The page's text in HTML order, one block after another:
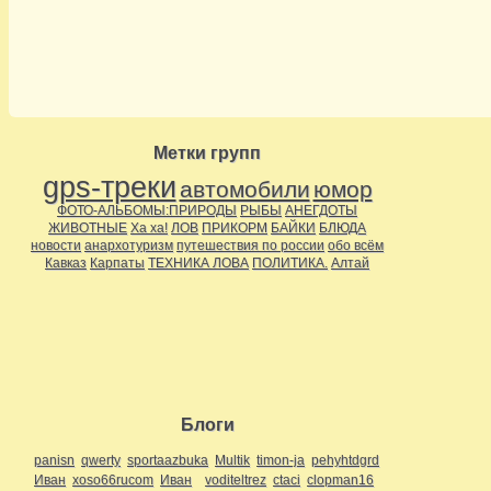
Метки групп
gps-треки автомобили юмор
ФОТО-АЛЬБОМЫ:ПРИРОДЫ РЫБЫ АНЕГДОТЫ
ЖИВОТНЫЕ Ха ха! ЛОВ ПРИКОРМ БАЙКИ БЛЮДА
новости анархотуризм путешествия по россии обо всём
Кавказ Карпаты ТЕХНИКА ЛОВА ПОЛИТИКА. Алтай
Блоги
panisn qwerty sportaazbuka Multik timon-ja pehyhtdgrd
Иван xoso66rucom Иван voditeltrez ctaci clopman16